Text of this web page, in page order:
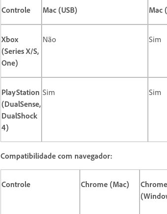
Controle Mac (USB) Mac
Xbox
(Series X/S,
One)
Não Sim
PlayStation
(DualSense,
DualShock
4)
Sim Sim
Compatibilidade com navegador:
Controle Chrome (Mac)
Chrome